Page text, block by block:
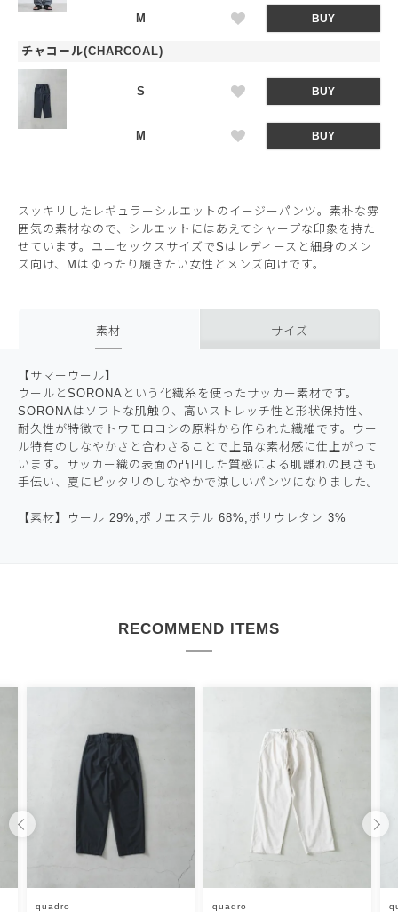
M BUY
チャコール(CHARCOAL)
S BUY
M BUY
スッキリしたレギュラーシルエットのイージーパンツ。素朴な雰
囲気の素材なので、シルエットにはあえてシャープな印象を持た
せています。ユニセックスサイズでSはレディースと細身のメン
ズ向け、Mはゆったり履きたい女性とメンズ向けです。
素材 サイズ
【サマーウール】
ウールとSORONAという化繊糸を使ったサッカー素材です。
SORONAはソフトな肌触り、高いストレッチ性と形状保持性、
耐久性が特徴でトウモロコシの原料から作られた繊維です。ウー
ル特有のしなやかさと合わさることで上品な素材感に仕上がって
います。サッカー織の表面の凸凹した質感による肌離れの良さも
手伝い、夏にピッタリのしなやかで涼しいパンツになりました。
【素材】ウール 29%,ポリエステル 68%,ポリウレタン 3%
RECOMMEND ITEMS
quadro quadro